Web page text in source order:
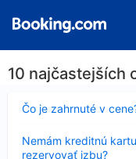
10 najčastejších
Čo je zahrnuté v
Nezobrazuje
sa
Nemám kreditnú
rezervovať izbu?
sa